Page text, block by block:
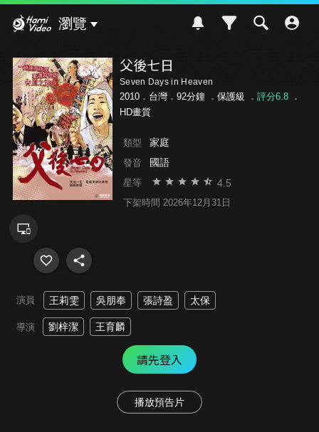
瀏覽
父後七日
Seven Days in Heaven
2010．台灣．92分鐘 ． 保護級 ． 評分6.8．
HD畫質
類型 家庭
發音 國語
星等 4.5
下架時間 2026年12月31日
演員 王莉雯 吳朋奉 張詩盈 太保
導演 劉梓潔 王育麟
請先登入
播放預告片